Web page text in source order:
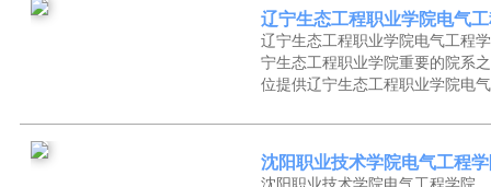
辽宁生态工程职业学院电气
辽宁生态工程职业学院电气工程
宁生态工程职业学院重要的院系
位提供辽宁生态工程职业学院电
沈阳职业技术学院电气工程